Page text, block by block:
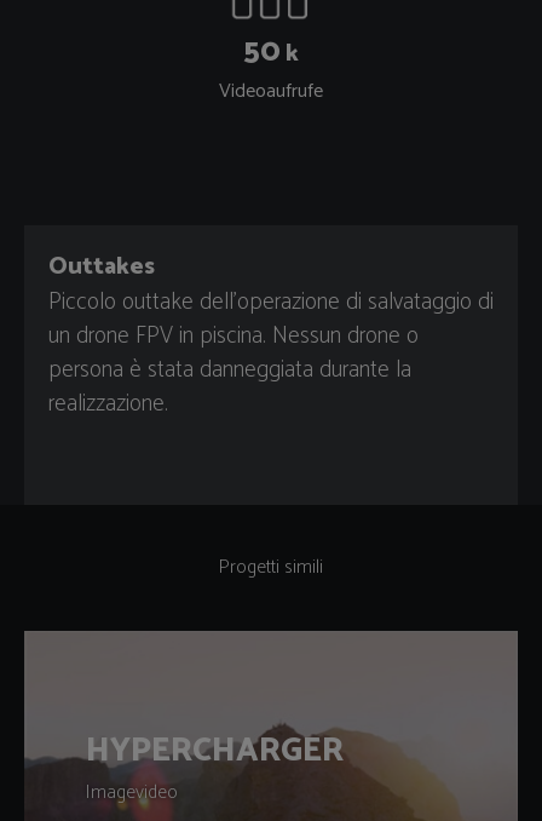
50k
Videoaufrufe
Outtakes
Piccolo outtake dell'operazione di salvataggio di
un drone FPV in piscina. Nessun drone o
persona è stata danneggiata durante la
realizzazione.
Progetti simili
HYPERCHARGER
Imagevideo